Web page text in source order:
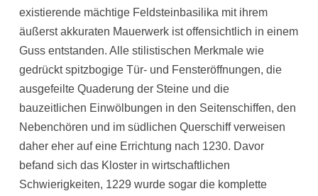
existierende mächtige Feldsteinbasilika mit ihrem
äußerst akkuraten Mauerwerk ist offensichtlich in einem
Guss entstanden. Alle stilistischen Merkmale wie
gedrückt spitzbogige Tür- und Fensteröffnungen, die
ausgefeilte Quaderung der Steine und die
bauzeitlichen Einwölbungen in den Seitenschiffen, den
Nebenchören und im südlichen Querschiff verweisen
daher eher auf eine Errichtung nach 1230. Davor
befand sich das Kloster in wirtschaftlichen
Schwierigkeiten, 1229 wurde sogar die komplette